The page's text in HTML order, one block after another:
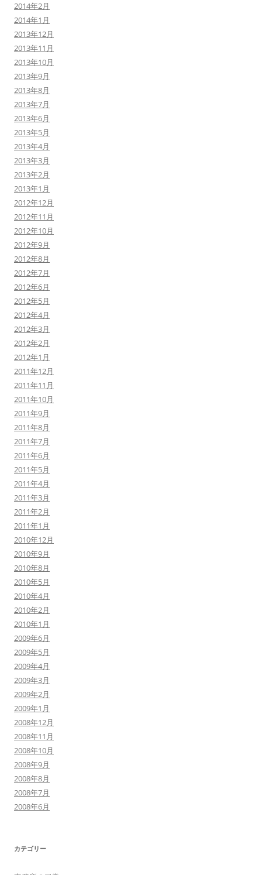
2014年2月
2014年1月
2013年12月
2013年11月
2013年10月
2013年9月
2013年8月
2013年7月
2013年6月
2013年5月
2013年4月
2013年3月
2013年2月
2013年1月
2012年12月
2012年11月
2012年10月
2012年9月
2012年8月
2012年7月
2012年6月
2012年5月
2012年4月
2012年3月
2012年2月
2012年1月
2011年12月
2011年11月
2011年10月
2011年9月
2011年8月
2011年7月
2011年6月
2011年5月
2011年4月
2011年3月
2011年2月
2011年1月
2010年12月
2010年9月
2010年8月
2010年5月
2010年4月
2010年2月
2010年1月
2009年6月
2009年5月
2009年4月
2009年3月
2009年2月
2009年1月
2008年12月
2008年11月
2008年10月
2008年9月
2008年8月
2008年7月
2008年6月
カテゴリー